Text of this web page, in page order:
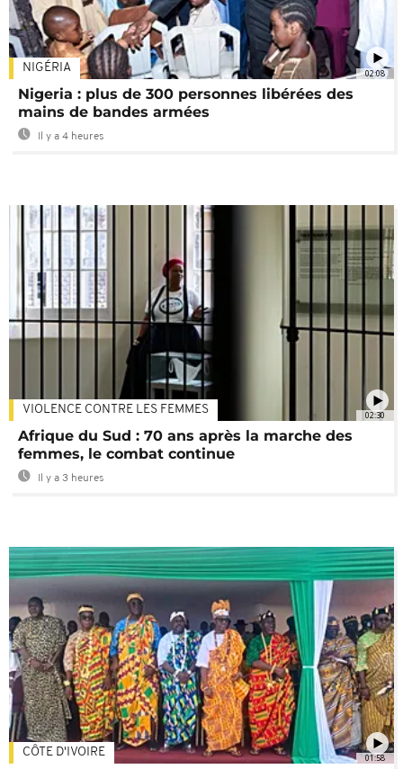
02:08
NIGÉRIA
Nigeria : plus de 300 personnes libérées des
mains de bandes armées
Il y a 4 heures
02:30
VIOLENCE CONTRE LES FEMMES
Afrique du Sud : 70 ans après la marche des
femmes, le combat continue
Il y a 3 heures
01:58
CÔTE D'IVOIRE